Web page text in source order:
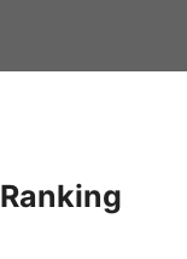
Ranking